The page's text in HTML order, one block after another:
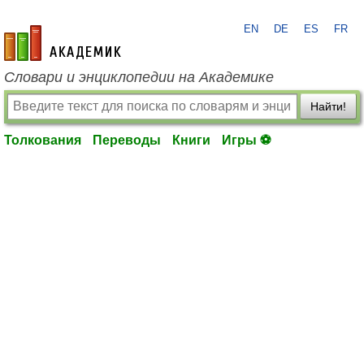
academic.ru
EN DE ES FR
Словари и энциклопедии на Академике
Найти!
Толкования Переводы Книги Игры ⚽